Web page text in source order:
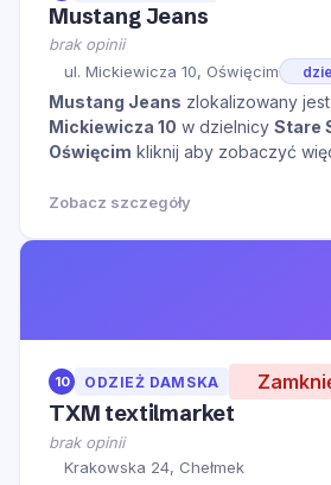
Mustang Jeans
brak opinii
ul. Mickiewicza 10, Oświęcim
Mustang Jeans zlokalizowany
Mickiewicza 10 w dzielnicy Stare
Oświęcim kliknij aby zobaczyć
Zobacz szczegóły
10 ODZIEŻ DAMSKA
TXM textilmarket
brak opinii
Krakowska 24, Chełmek